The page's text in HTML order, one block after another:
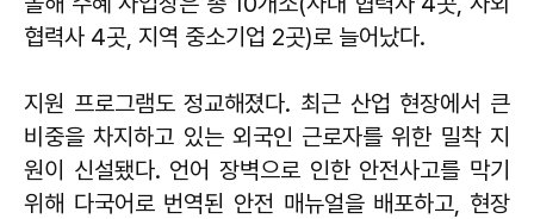
협력사 4곳, 지역 중소기업 2곳)로 늘어났다.
지원 프로그램도 정교해졌다. 최근 산업 현장에서 큰
비중을 차지하고 있는 외국인 근로자를 위한 밀착 지
원이 신설됐다. 언어 장벽으로 인한 안전사고를 막기
위해 다국어로 번역된 안전 매뉴얼을 배포하고, 현장